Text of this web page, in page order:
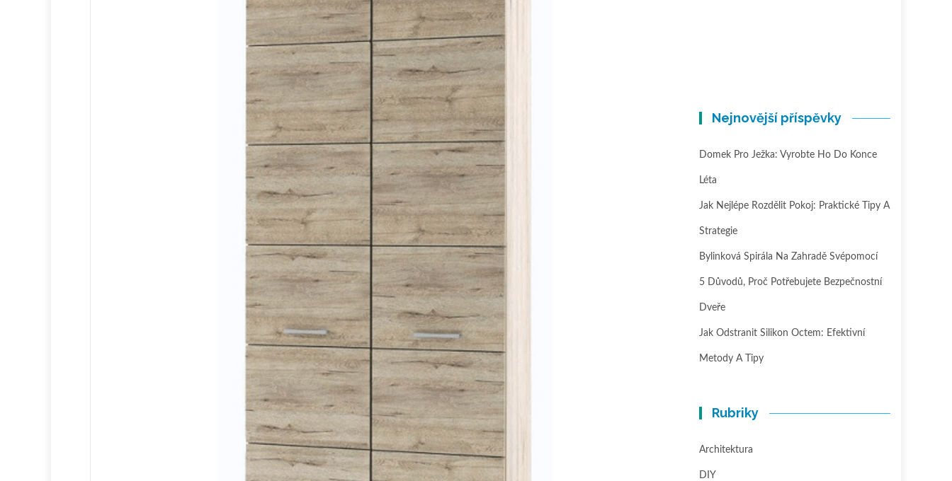
Nejnovější příspěvky
Domek Pro Ježka: Vyrobte Ho Do Konce
Léta
Jak Nejlépe Rozdělit Pokoj: Praktické Tipy A
Strategie
Bylinková Spirála Na Zahradě Svépomocí
5 Důvodů, Proč Potřebujete Bezpečnostní
Dveře
Jak Odstranit Silikon Octem: Efektivní
Metody A Tipy
Rubriky
Architektura
DIY